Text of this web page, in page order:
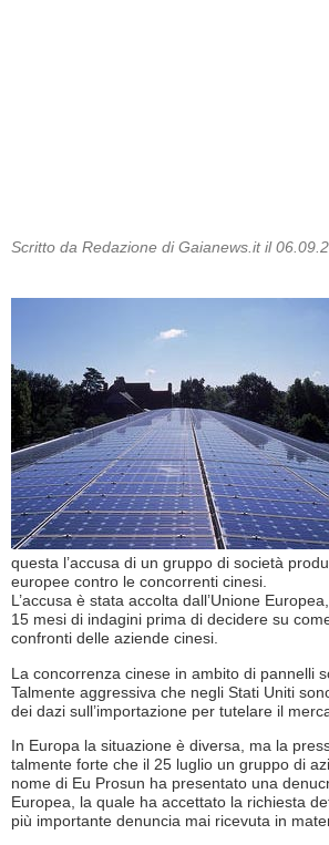
Scritto da Redazione di Gaianews.it il
questa l’accusa di un gruppo di società
europee contro le concorrenti cinesi.
L’accusa è stata accolta dall’Unione
15 mesi di indagini prima di decidere su
confronti delle aziende cinesi.
La concorrenza cinese in ambito di pannelli
Talmente aggressiva che negli Stati Uniti
dei dazi sull’importazione per tutelare il
In Europa la situazione è diversa, ma la
talmente forte che il 25 luglio un gruppo di
nome di Eu Prosun ha presentato una
Europea, la quale ha accettato la richiesta
più importante denuncia mai ricevuta in